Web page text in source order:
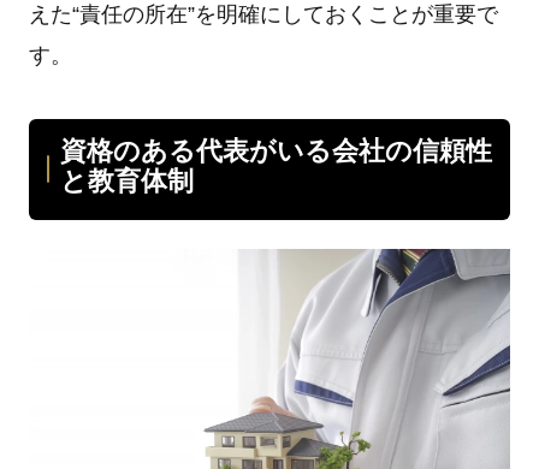
えた“責任の所在”を明確にしておくことが重要で
す。
資格のある代表がいる会社の信頼性
と教育体制